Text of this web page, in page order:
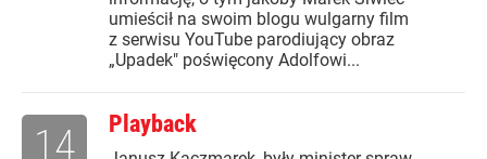
umieścił na swoim blogu wulgarny film
z serwisu YouTube parodiujący obraz
„Upadek" poświęcony Adolfowi...
Playback
14